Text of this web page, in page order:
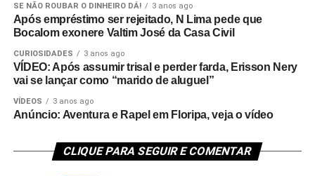
SE NÃO ROUBAR O DINHEIRO DÁ! 3 anos ago
Após empréstimo ser rejeitado, N Lima pede que
Bocalom exonere Valtim José da Casa Civil
CURIOSIDADES 3 anos ago
VÍDEO: Após assumir trisal e perder farda, Erisson Nery
vai se lançar como “marido de aluguel”
VÍDEOS 3 anos ago
Anúncio: Aventura e Rapel em Floripa, veja o vídeo
CLIQUE PARA SEGUIR E COMENTAR